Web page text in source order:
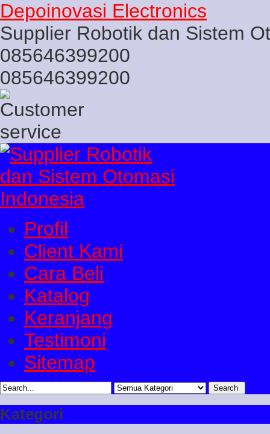
Depoinovasi Electronics
Supplier Robotik dan Sistem
085646399200
085646399200
Profil
Client Kami
Cara Beli
Katalog
Keranjang
Testimoni
Sitemap
Kategori